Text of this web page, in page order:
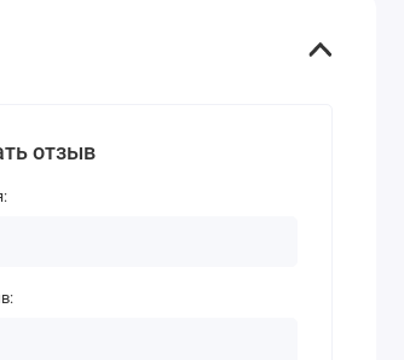
отзыв